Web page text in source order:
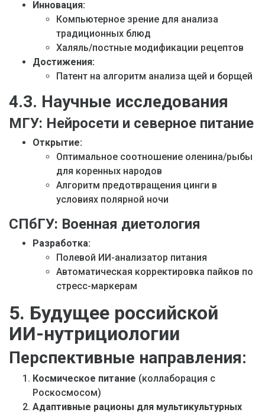
Инновация:
Компьютерное зрение для анализа
традиционных блюд
Халяль/постные модификации рецептов
Достижения:
Патент на алгоритм анализа щей и борщей
4.3. Научные исследования
МГУ: Нейросети и северное питание
Открытие:
Оптимальное соотношение оленина/рыбы
для коренных народов
Алгоритм предотвращения цинги в
условиях полярной ночи
СПбГУ: Военная диетология
Разработка:
Полевой ИИ-анализатор питания
Автоматическая корректировка пайков по
стресс-маркерам
5. Будущее российской
ИИ-нутрициологии
Перспективные направления:
Космическое питание (коллаборация с
Роскосмосом)
Адаптивные рационы для мультикультурных